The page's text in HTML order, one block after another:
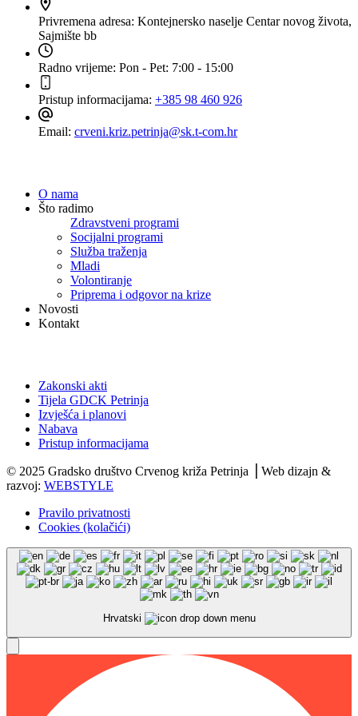
Privremena adresa: Kontejnersko naselje Centar novog života,
Sajmište bb
Radno vrijeme: Pon - Pet: 7:00 - 15:00
Pristup informacijama: +385 98 460 926
Email: crveni.kriz.petrinja@sk.t-com.hr
O nama
Što radimo
Zdravstveni programi
Socijalni programi
Služba traženja
Mladi
Volontiranje
Priprema i odgovor na krize
Novosti
Kontakt
Zakonski akti
Tijela GDCK Petrinja
Izvješća i planovi
Nabava
Pristup informacijama
© 2025 Gradsko društvo Crvenog križa Petrinja ⎟ Web dizajn &
razvoj: WEBSTYLE
Pravilo privatnosti
Cookies (kolačići)
Hrvatski